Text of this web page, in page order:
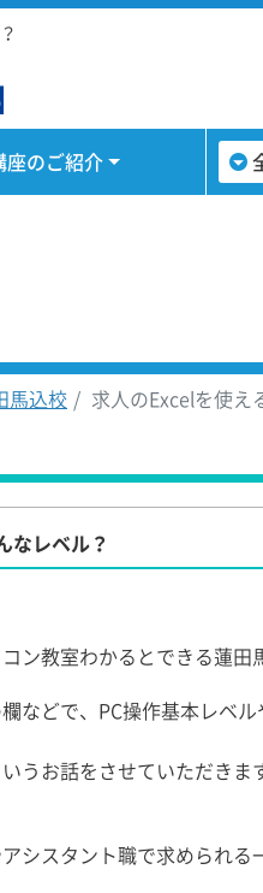
座のご紹介
馬込校 求人のExcelを使え
なレベル？
ン教室わかるとできる蓮田
などで、PC操作基本レベ
うお話をさせていただきま
シスタント職で求められる